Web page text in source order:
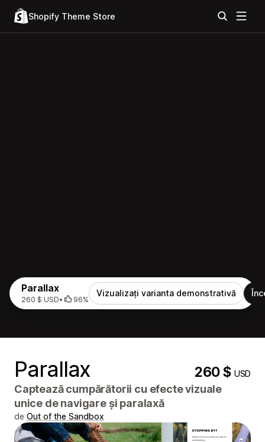
Shopify Theme Store
Parallax
260 $ USD• 96%
Vizualizați varianta demonstrativă
Parallax 260 $USD
Captează cumpărătorii cu efecte vizuale
unice de navigare și paralaxă
de Out of the Sandbox